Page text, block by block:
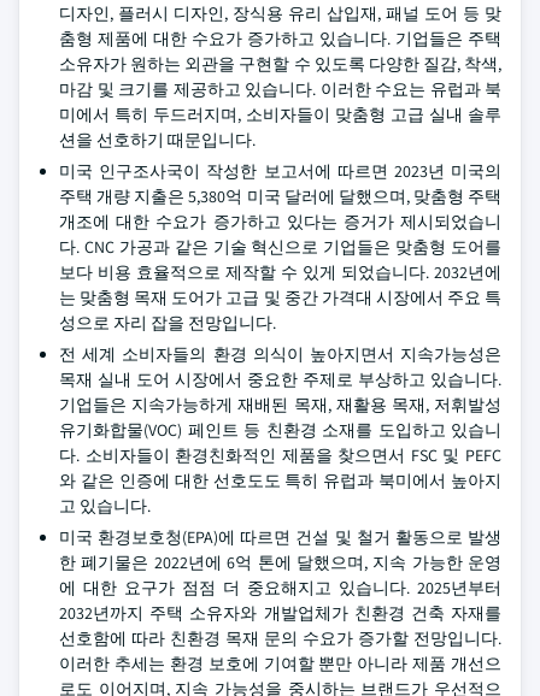
디자인, 플러시 디자인, 장식용 유리 삽입재, 패널 도어 등 맞
춤형 제품에 대한 수요가 증가하고 있습니다. 기업들은 주택
소유자가 원하는 외관을 구현할 수 있도록 다양한 질감, 착색,
마감 및 크기를 제공하고 있습니다. 이러한 수요는 유럽과 북
미에서 특히 두드러지며, 소비자들이 맞춤형 고급 실내 솔루
션을 선호하기 때문입니다.
미국 인구조사국이 작성한 보고서에 따르면 2023년 미국의
주택 개량 지출은 5,380억 미국 달러에 달했으며, 맞춤형 주택
개조에 대한 수요가 증가하고 있다는 증거가 제시되었습니
다. CNC 가공과 같은 기술 혁신으로 기업들은 맞춤형 도어를
보다 비용 효율적으로 제작할 수 있게 되었습니다. 2032년에
는 맞춤형 목재 도어가 고급 및 중간 가격대 시장에서 주요 특
성으로 자리 잡을 전망입니다.
전 세계 소비자들의 환경 의식이 높아지면서 지속가능성은
목재 실내 도어 시장에서 중요한 주제로 부상하고 있습니다.
기업들은 지속가능하게 재배된 목재, 재활용 목재, 저휘발성
유기화합물(VOC) 페인트 등 친환경 소재를 도입하고 있습니
다. 소비자들이 환경친화적인 제품을 찾으면서 FSC 및 PEFC
와 같은 인증에 대한 선호도도 특히 유럽과 북미에서 높아지
고 있습니다.
미국 환경보호청(EPA)에 따르면 건설 및 철거 활동으로 발생
한 폐기물은 2022년에 6억 톤에 달했으며, 지속 가능한 운영
에 대한 요구가 점점 더 중요해지고 있습니다. 2025년부터
2032년까지 주택 소유자와 개발업체가 친환경 건축 자재를
선호함에 따라 친환경 목재 문의 수요가 증가할 전망입니다.
이러한 추세는 환경 보호에 기여할 뿐만 아니라 제품 개선으
로도 이어지며, 지속 가능성을 중시하는 브랜드가 우선적으